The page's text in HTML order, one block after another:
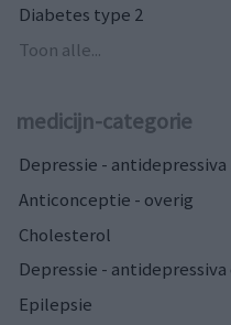
Diabetes type 2
Toon alle...
medicijn-categorie
Depressie - antidepressiva
Anticonceptie - overig
Cholesterol
Depressie -
Epilepsie